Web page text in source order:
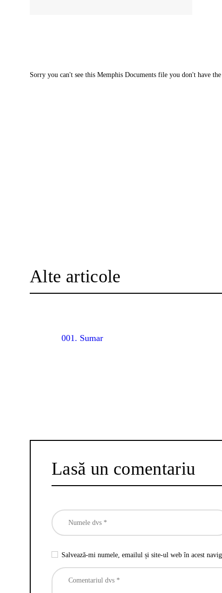
Sorry you can't see this Memphis Documents file you don't have
Alte articole
001. Sumar
Lasă un comentariu
Salvează-mi numele, emailul și site-ul web în acest